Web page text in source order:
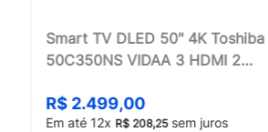
Smart TV DLED 50" 4K Toshiba
50C350NS VIDAA 3 HDMI 2
R$ 2.499,00
Em até 12x R$ 208,25sem juros